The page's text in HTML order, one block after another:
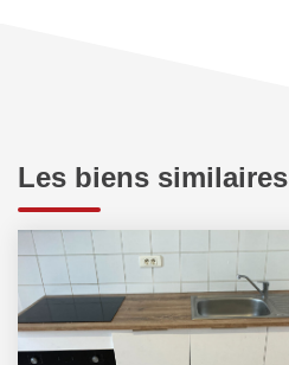
Les biens similaires